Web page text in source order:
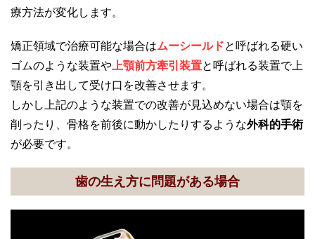
療方法が変化します。
矯正領域で治療可能な場合はムーシールドと呼ばれる硬い
ゴムのような装置や 上顎前方牽引装置と呼ばれる装置で上
顎を引き出して受け口を改善させます。
しかし上記のような装置での改善が見込めない場合は顎を
削ったり、骨格を前後に動かしたりするような外科的手術
が必要です。
歯の生え方に問題がある場合